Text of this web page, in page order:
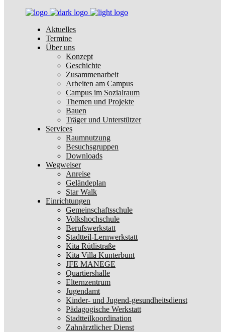
Aktuelles
Termine
Über uns
Konzept
Geschichte
Zusammenarbeit
Arbeiten am Campus
Campus im Sozialraum
Themen und Projekte
Bauen
Träger und Unterstützer
Services
Raumnutzung
Besuchsgruppen
Downloads
Wegweiser
Anreise
Geländeplan
Star Walk
Einrichtungen
Gemeinschaftsschule
Volkshochschule
Berufswerkstatt
Stadtteil-Lernwerkstatt
Kita Rütlistraße
Kita Villa Kunterbunt
JFE MANEGE
Quartiershalle
Elternzentrum
Jugendamt
Kinder- und Jugend-gesundheitsdienst
Pädagogische Werkstatt
Stadtteilkoordination
Zahnärztlicher Dienst